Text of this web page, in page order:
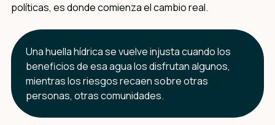
políticas, es donde comienza el cambio real.
Una huella hídrica se vuelve injusta cuando los
beneficios de esa agua los disfrutan algunos,
mientras los riesgos recaen sobre otras
personas, otras comunidades.